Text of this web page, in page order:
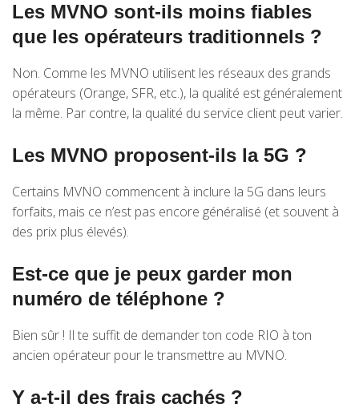
Les MVNO sont-ils moins fiables
que les opérateurs traditionnels ?
Non. Comme les MVNO utilisent les réseaux des grands
opérateurs (Orange, SFR, etc.), la qualité est généralement
la même. Par contre, la qualité du service client peut varier.
Les MVNO proposent-ils la 5G ?
Certains MVNO commencent à inclure la 5G dans leurs
forfaits, mais ce n’est pas encore généralisé (et souvent à
des prix plus élevés).
Est-ce que je peux garder mon
numéro de téléphone ?
Bien sûr ! Il te suffit de demander ton code RIO à ton
ancien opérateur pour le transmettre au MVNO.
Y a-t-il des frais cachés ?